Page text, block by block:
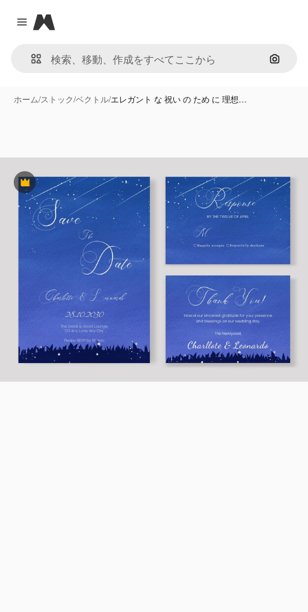
Close menu
Magnific
画像で
ホーム/ストック/ベクトル/エレガント な 祝い の ため に 理想…
Premium